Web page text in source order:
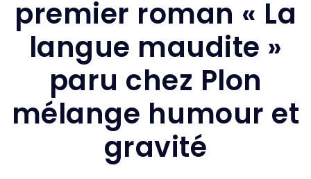
premier roman « La
langue maudite »
paru chez Plon
mélange humour et
gravité